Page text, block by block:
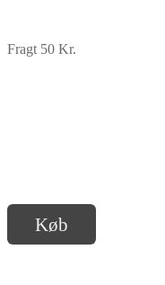
Fragt 50 Kr.
Køb